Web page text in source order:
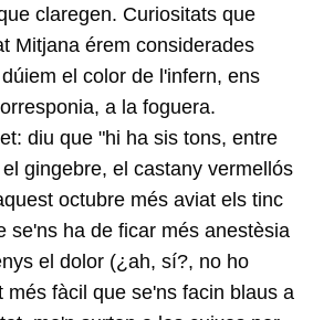
claregen. Curiositats que
Mitjana érem considerades
el color de l'infern, ens
a la foguera.
diu que "hi ha sis tons, entre
gingebre, el castany vermellós
octubre més aviat els tinc
se'ns ha de ficar més anestèsia
el dolor (¿ah, sí?, no ho
més fàcil que se'ns facin blaus a